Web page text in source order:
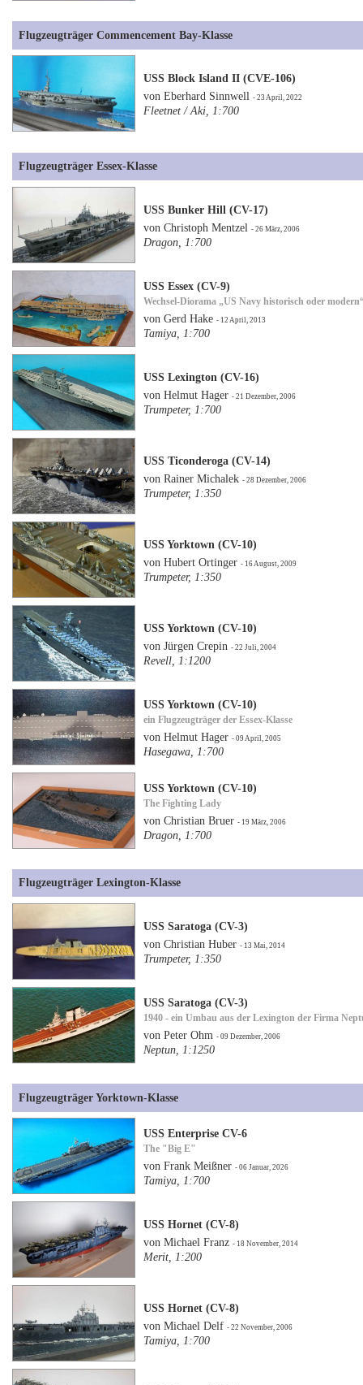
Flugzeugträger Commencement Bay-Klasse
USS Block Island II (CVE-106)
von Eberhard Sinnwell- 23 April, 2022
Fleetnet / Aki, 1:700
Flugzeugträger Essex-Klasse
USS Bunker Hill (CV-17)
von Christoph Mentzel- 26 März, 2006
Dragon, 1:700
USS Essex (CV-9)
Wechsel-Diorama „US Navy historisch oder
von Gerd Hake- 12 April, 2013
Tamiya, 1:700
USS Lexington (CV-16)
von Helmut Hager- 21 Dezember, 2006
Trumpeter, 1:700
USS Ticonderoga (CV-14)
von Rainer Michalek- 28 Dezember, 2006
Trumpeter, 1:350
USS Yorktown (CV-10)
von Hubert Ortinger- 16 August, 2009
Trumpeter, 1:350
USS Yorktown (CV-10)
von Jürgen Crepin- 22 Juli, 2004
Revell, 1:1200
USS Yorktown (CV-10)
ein Flugzeugträger der Essex-Klasse
von Helmut Hager- 09 April, 2005
Hasegawa, 1:700
USS Yorktown (CV-10)
The Fighting Lady
von Christian Bruer- 19 März, 2006
Dragon, 1:700
Flugzeugträger Lexington-Klasse
USS Saratoga (CV-3)
von Christian Huber- 13 Mai, 2014
Trumpeter, 1:350
USS Saratoga (CV-3)
1940 - ein Umbau aus der Lexington der Firma
von Peter Ohm- 09 Dezember, 2006
Neptun, 1:1250
Flugzeugträger Yorktown-Klasse
USS Enterprise CV-6
The "Big E"
von Frank Meißner- 06 Januar, 2026
Tamiya, 1:700
USS Hornet (CV-8)
von Michael Franz- 18 November, 2014
Merit, 1:200
USS Hornet (CV-8)
von Michael Delf- 22 November, 2006
Tamiya, 1:700